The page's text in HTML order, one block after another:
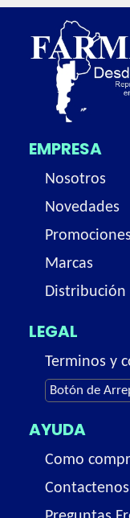
EMPRESA
Nosotros
Novedades
Promociones
Marcas
Distribución
LEGAL
Terminos y
Botón de
AYUDA
Como
Contactenos